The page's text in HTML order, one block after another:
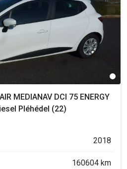
MEDIANAV DCI 75 ENERGY
Pléhédel (22)
2018
160604 km